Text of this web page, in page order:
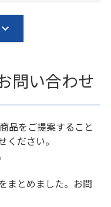
問い合わせ
品をご提案すること
ください。
まとめました。お問